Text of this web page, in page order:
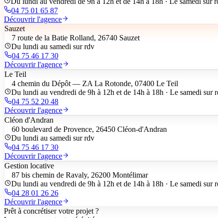
04 75 01 65 87
Découvrir l'agence
Sauzet
7 route de la Batie Rolland, 26740 Sauzet
Du lundi au samedi sur rdv
04 75 46 17 30
Découvrir l'agence
Le Teil
4 chemin du Dépôt — ZA La Rotonde, 07400 Le Teil
Du lundi au vendredi de 9h à 12h et de 14h à 18h · Le samedi sur
04 75 52 20 48
Découvrir l'agence
Cléon d'Andran
60 boulevard de Provence, 26450 Cléon-d'Andran
Du lundi au samedi sur rdv
04 75 46 17 30
Découvrir l'agence
Gestion locative
87 bis chemin de Ravaly, 26200 Montélimar
Du lundi au vendredi de 9h à 12h et de 14h à 18h · Le samedi sur
04 28 01 26 26
Découvrir l'agence
Prêt à concrétiser votre projet ?